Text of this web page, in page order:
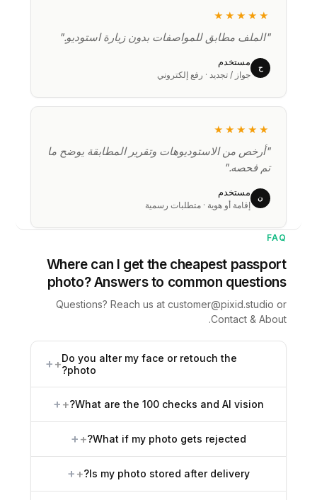
★★★★★
"الملف مطابق للمواصفات بدون زيارة استوديو."
مستخدم
جواز / تجديد · رفع إلكتروني
★★★★★
"أرخص من الاستوديوهات وتقرير المطابقة يوضح ما
تم فحصه."
ن
مستخدم
إقامة أو هوية · متطلبات رسمية
FAQ
Where can I get the cheapest passport
photo? Answers to common questions
Questions? Reach us atcustomer@pixid.studioor
Contact & About
.
Do you alter my face or retouch the
photo?
+
What are the 100 checks and AI vision?
+
What if my photo gets rejected?
+
Is my photo stored after delivery?
+